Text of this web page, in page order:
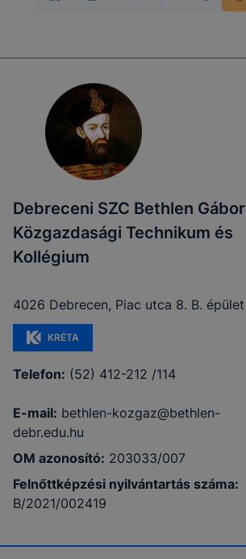
Debreceni SZC Bethlen Gábor
Közgazdasági Technikum és
Kollégium
4026 Debrecen, Piac utca 8. B. épület
KRÉTA
Telefon: (52) 412-212 /114
E-mail: bethlen-kozgaz@bethlen-
debr.edu.hu
OM azonosító: 203033/007
Felnőttképzési nyilvántartás száma:
B/2021/002419